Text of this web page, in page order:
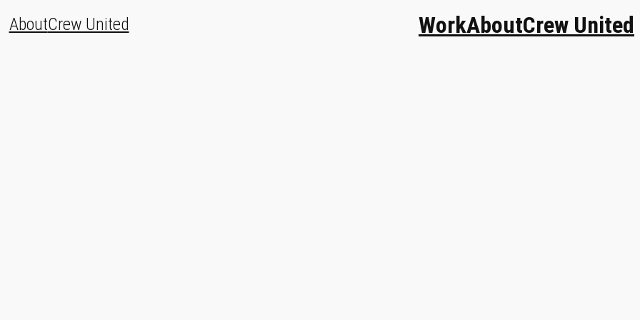
AboutCrew United WorkAboutCrew United